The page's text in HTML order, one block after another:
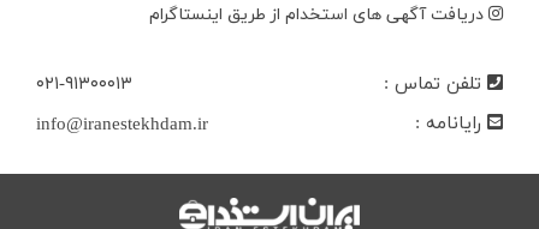
دریافت آگهی های استخدام از طریق اینستاگرام
تلفن تماس :
۰۲۱-۹۱۳۰۰۰۱۳
رایانامه :
info@iranestekhdam.ir